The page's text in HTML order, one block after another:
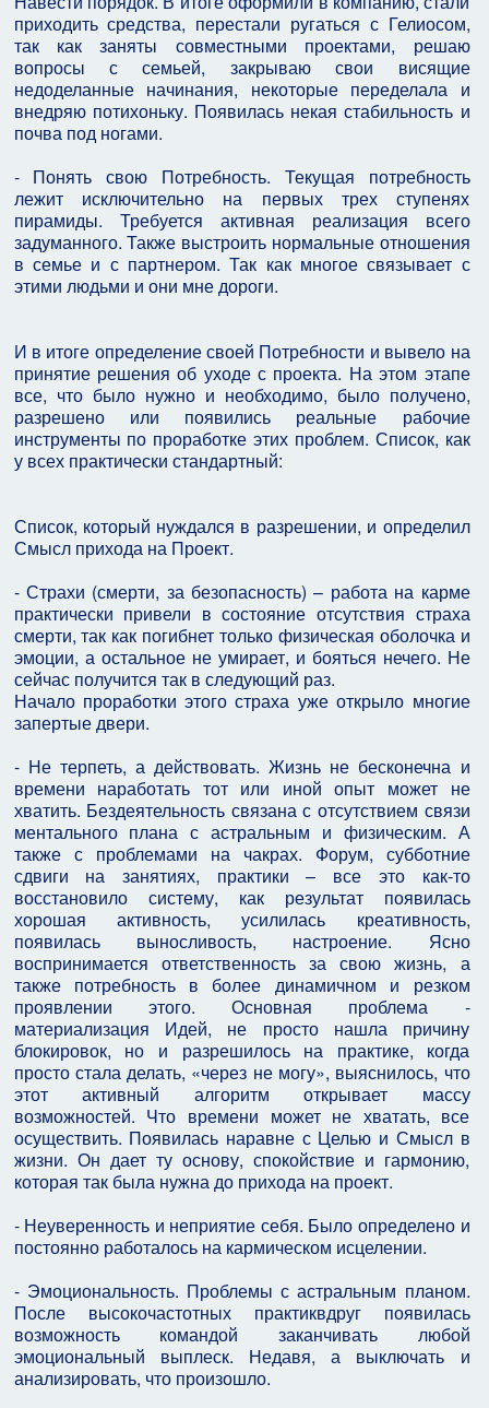
приходить средства, перестали ругаться с Гелиосом,
так как заняты совместными проектами, решаю
вопросы с семьей, закрываю свои висящие
недоделанные начинания, некоторые переделала и
внедряю потихоньку. Появилась некая стабильность и
почва под ногами.
- Понять свою Потребность. Текущая потребность
лежит исключительно на первых трех ступенях
пирамиды. Требуется активная реализация всего
задуманного. Также выстроить нормальные отношения
в семье и с партнером. Так как многое связывает с
этими людьми и они мне дороги.
И в итоге определение своей Потребности и вывело на
принятие решения об уходе с проекта. На этом этапе
все, что было нужно и необходимо, было получено,
разрешено или появились реальные рабочие
инструменты по проработке этих проблем. Список, как
у всех практически стандартный:
Список, который нуждался в разрешении, и определил
Смысл прихода на Проект.
- Страхи (смерти, за безопасность) – работа на карме
практически привели в состояние отсутствия страха
смерти, так как погибнет только физическая оболочка и
эмоции, а остальное не умирает, и бояться нечего. Не
сейчас получится так в следующий раз.
Начало проработки этого страха уже открыло многие
запертые двери.
- Не терпеть, а действовать. Жизнь не бесконечна и
времени наработать тот или иной опыт может не
хватить. Бездеятельность связана с отсутствием связи
ментального плана с астральным и физическим. А
также с проблемами на чакрах. Форум, субботние
сдвиги на занятиях, практики – все это как-то
восстановило систему, как результат появилась
хорошая активность, усилилась креативность,
появилась выносливость, настроение. Ясно
воспринимается ответственность за свою жизнь, а
также потребность в более динамичном и резком
проявлении этого. Основная проблема -
материализация Идей, не просто нашла причину
блокировок, но и разрешилось на практике, когда
просто стала делать, «через не могу», выяснилось, что
этот активный алгоритм открывает массу
возможностей. Что времени может не хватать, все
осуществить. Появилась наравне с Целью и Смысл в
жизни. Он дает ту основу, спокойствие и гармонию,
которая так была нужна до прихода на проект.
- Неуверенность и неприятие себя. Было определено и
постоянно работалось на кармическом исцелении.
- Эмоциональность. Проблемы с астральным планом.
После высокочастотных практиквдруг появилась
возможность командой заканчивать любой
эмоциональный выплеск. Недавя, а выключать и
анализировать, что произошло.